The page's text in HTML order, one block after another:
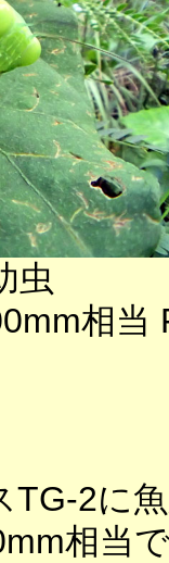
虫
相当
TG-2に
相当